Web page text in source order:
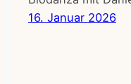
16. Januar 2026